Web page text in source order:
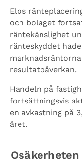
Elos
och bolaget
räntekänslighet
ränteskyddet
resultatpåverkan.
Handeln på
fortsättningsvis
en avkastning på
året.